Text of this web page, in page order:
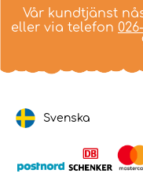
Vår kundtjänst
eller via telefon
Svenska